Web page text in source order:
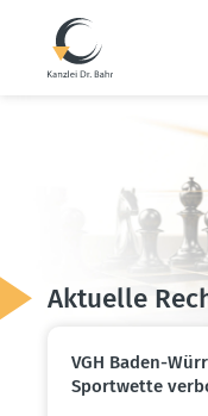
Aktuelle
VGH Baden-
Sport­wette